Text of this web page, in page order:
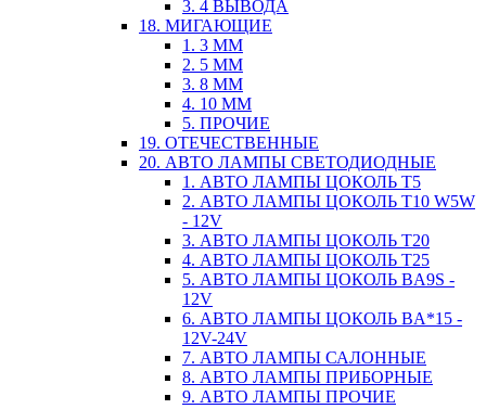
3. 4 ВЫВОДА
18. МИГАЮЩИЕ
1. 3 ММ
2. 5 ММ
3. 8 ММ
4. 10 ММ
5. ПРОЧИЕ
19. ОТЕЧЕСТВЕННЫЕ
20. АВТО ЛАМПЫ СВЕТОДИОДНЫЕ
1. АВТО ЛАМПЫ ЦОКОЛЬ T5
2. АВТО ЛАМПЫ ЦОКОЛЬ T10 W5W
- 12V
3. АВТО ЛАМПЫ ЦОКОЛЬ T20
4. АВТО ЛАМПЫ ЦОКОЛЬ T25
5. АВТО ЛАМПЫ ЦОКОЛЬ BA9S -
12V
6. АВТО ЛАМПЫ ЦОКОЛЬ BA*15 -
12V-24V
7. АВТО ЛАМПЫ САЛОННЫЕ
8. АВТО ЛАМПЫ ПРИБОРНЫЕ
9. АВТО ЛАМПЫ ПРОЧИЕ